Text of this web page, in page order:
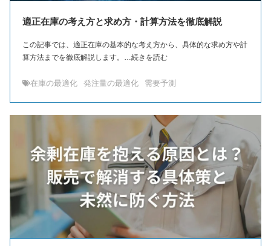
適正在庫の考え方と求め方・計算方法を徹底解説
この記事では、適正在庫の基本的な考え方から、具体的な求め方や計
算方法までを徹底解説します。…続きを読む
在庫の最適化 発注量の最適化 需要予測